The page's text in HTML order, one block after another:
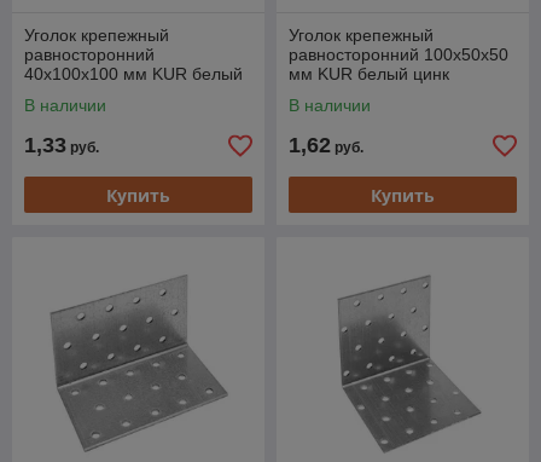
Уголок крепежный
равносторонний
40х100х100 мм KUR белый
В наличии
1,33 руб.
Купить
Уголок крепежный
равносторонний 100х50х50
мм KUR белый цинк
В наличии
1,62 руб.
Купить